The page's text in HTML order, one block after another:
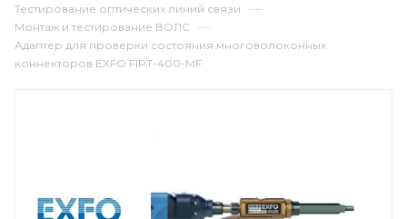
Тестирование оптических линий связи —
Монтаж и тестирование ВОЛС —
Адаптер для проверки состояния многоволоконных
коннекторов EXFO FIPT-400-MF